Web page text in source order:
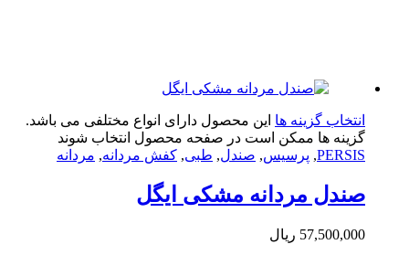
گزینه ها این محصول دارای انواع مختلفی می باشد.
ها ممکن است در صفحه محصول انتخاب شوند
پرسیس, صندل, طبی,کفش مردانه, مردانه
مردانه مشکی ایگل
ریال